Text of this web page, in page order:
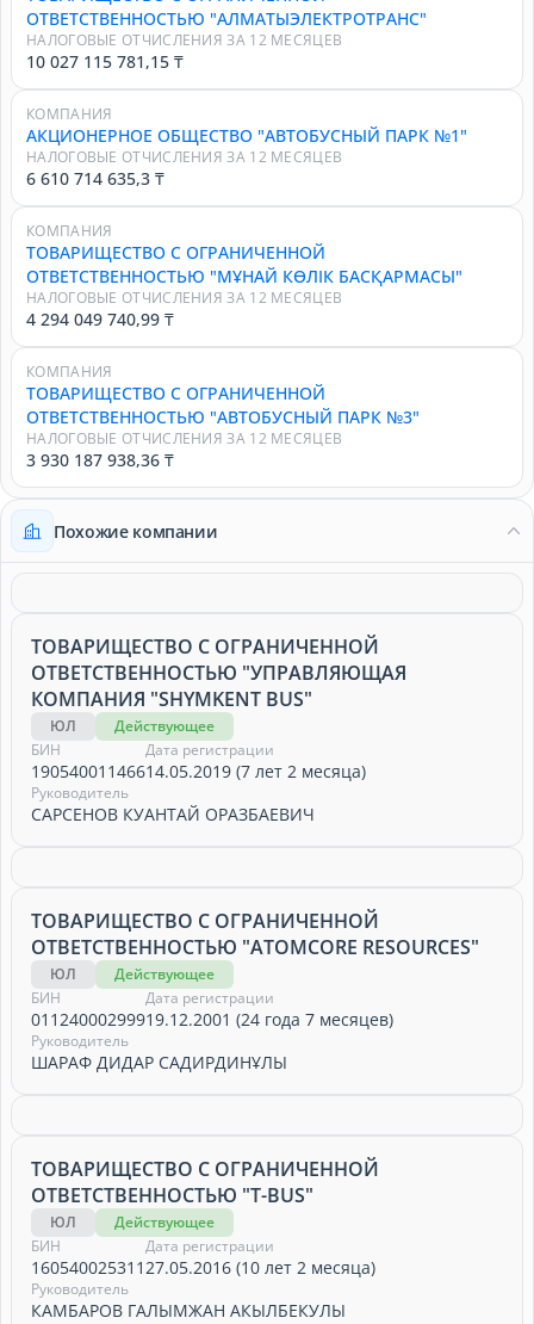
ОТВЕТСТВЕННОСТЬЮ "АЛМАТЫЭЛЕКТРОТРАНС"
НАЛОГОВЫЕ ОТЧИСЛЕНИЯ ЗА 12 МЕСЯЦЕВ
10 027 115 781,15 ₸
КОМПАНИЯ
АКЦИОНЕРНОЕ ОБЩЕСТВО "АВТОБУСНЫЙ ПАРК №1"
НАЛОГОВЫЕ ОТЧИСЛЕНИЯ ЗА 12 МЕСЯЦЕВ
6 610 714 635,3 ₸
КОМПАНИЯ
ТОВАРИЩЕСТВО С ОГРАНИЧЕННОЙ
ОТВЕТСТВЕННОСТЬЮ "МҰНАЙ КӨЛІК БАСҚАРМАСЫ"
НАЛОГОВЫЕ ОТЧИСЛЕНИЯ ЗА 12 МЕСЯЦЕВ
4 294 049 740,99 ₸
КОМПАНИЯ
ТОВАРИЩЕСТВО С ОГРАНИЧЕННОЙ
ОТВЕТСТВЕННОСТЬЮ "АВТОБУСНЫЙ ПАРК №3"
НАЛОГОВЫЕ ОТЧИСЛЕНИЯ ЗА 12 МЕСЯЦЕВ
3 930 187 938,36 ₸
Похожие компании
ТОВАРИЩЕСТВО С ОГРАНИЧЕННОЙ
ОТВЕТСТВЕННОСТЬЮ "УПРАВЛЯЮЩАЯ
КОМПАНИЯ "SHYMKENT BUS"
ЮЛ
Действующее
БИН
190540011466
Дата регистрации
14.05.2019 (7 лет 2 месяца)
Руководитель
САРСЕНОВ КУАНТАЙ ОРАЗБАЕВИЧ
ТОВАРИЩЕСТВО С ОГРАНИЧЕННОЙ
ОТВЕТСТВЕННОСТЬЮ "ATOMCORE RESOURCES"
ЮЛ
Действующее
БИН
011240002999
Дата регистрации
19.12.2001 (24 года 7 месяцев)
Руководитель
ШАРАФ ДИДАР САДИРДИНҰЛЫ
ТОВАРИЩЕСТВО С ОГРАНИЧЕННОЙ
ОТВЕТСТВЕННОСТЬЮ "T-BUS"
ЮЛ
Действующее
БИН
160540025311
Дата регистрации
27.05.2016 (10 лет 2 месяца)
Руководитель
КАМБАРОВ ГАЛЫМЖАН АКЫЛБЕКУЛЫ